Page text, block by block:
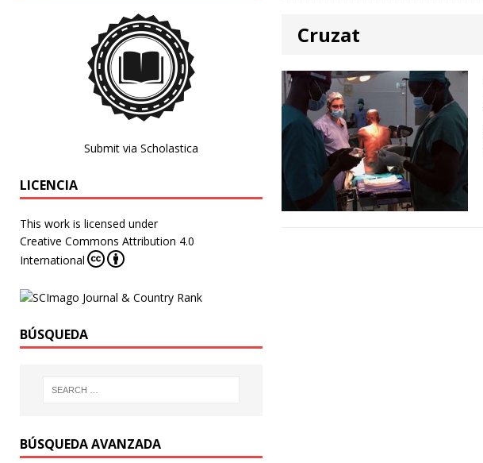
Cruzat
Submit via Scholastica
LICENCIA
This work is licensed under
Creative Commons Attribution 4.0
International
BÚSQUEDA
BÚSQUEDA AVANZADA